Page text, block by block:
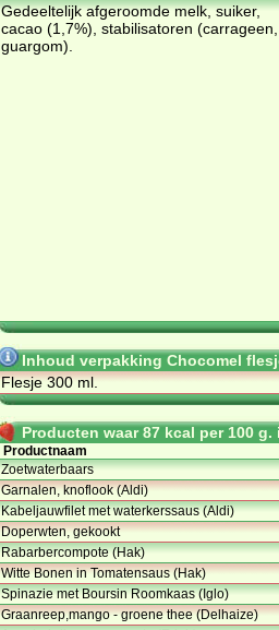
Gedeeltelijk afgeroomde melk, suiker,
cacao (1,7%), stabilisatoren (carrageen,
guargom).
Inhoud verpakking Chocomel
Flesje 300 ml.
Producten waar 87 kcal per 100
Productnaam
Zoetwaterbaars
Garnalen, knoflook (Aldi)
Kabeljauwfilet met waterkerssaus (Aldi)
Doperwten, gekookt
Rabarbercompote (Hak)
Witte Bonen in Tomatensaus (Hak)
Spinazie met Boursin Roomkaas (Iglo)
Graanreep,mango - groene thee (Delhaize)